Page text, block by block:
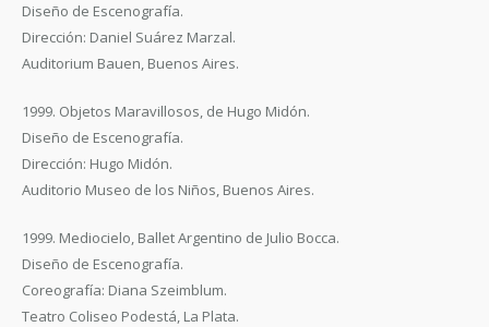
Diseño de Escenografía.
Dirección: Daniel Suárez Marzal.
Auditorium Bauen, Buenos Aires.
1999. Objetos Maravillosos, de Hugo Midón.
Diseño de Escenografía.
Dirección: Hugo Midón.
Auditorio Museo de los Niños, Buenos Aires.
1999. Mediocielo, Ballet Argentino de Julio Bocca.
Diseño de Escenografía.
Coreografía: Diana Szeimblum.
Teatro Coliseo Podestá, La Plata.